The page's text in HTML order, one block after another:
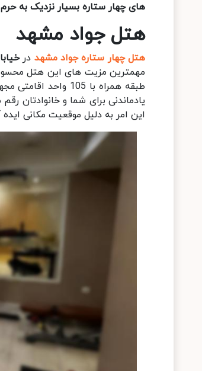
های چهار ستاره بسیار نزدیک به
هتل جواد مشهد
هتل چهار ستاره جواد مشهد در
طبقه همراه با 105 واحد اقامتی مجهز می باشد که همراه با
یادماندنی برای شما و خانوادتان
این امر به دلیل موقعیت مکانی